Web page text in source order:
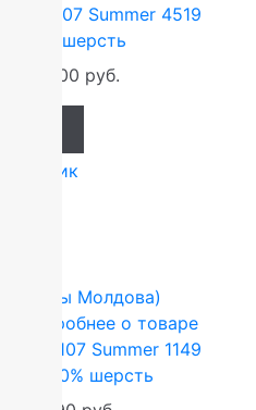
107 Summer 4519
100% шерсть
66 000 руб.
в 1 клик
(Ковры Молдова)
Подробнее о товаре
107 Summer 1149
шерсть